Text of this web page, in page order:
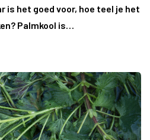
is het goed voor, hoe teel je het
Palmkool is…